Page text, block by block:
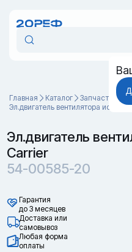
Главная Каталог
Запчасти для
Эл.двигатель вентилятора
Эл.двигатель
Carrier
54-00585-20
Гарантия
до 3 месяцев
Доставка или
самовывоз
Любая форма
оплаты